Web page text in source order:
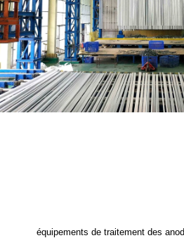
équipements de traitement des